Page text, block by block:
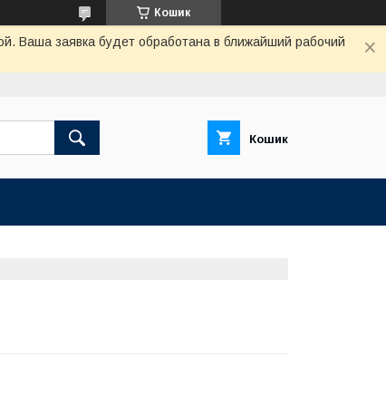
Кошик
Ваша заявка будет обработана в ближайший рабочий
Кошик